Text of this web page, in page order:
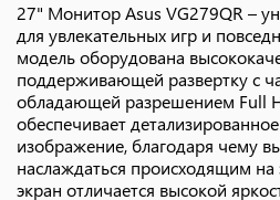
27" Монитор Asus VG279QR –
для увлекательных игр и
модель оборудована
поддерживающей развертку с
обладающей разрешением Full
обеспечивает
изображение, благодаря чему
наслаждаться происходящим на
экран отличается высокой